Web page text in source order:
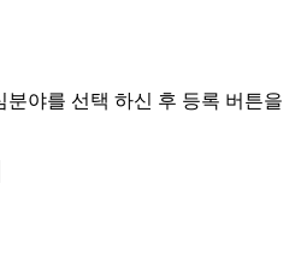
분야를 선택 하신 후 등록 버튼을